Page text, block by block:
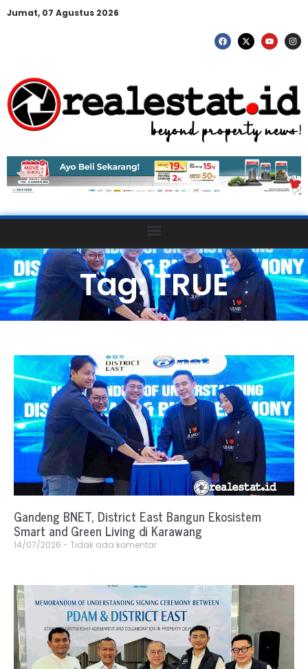
Jumat, 07 Agustus 2026
Tag: TRUE
Gandeng BNET, District East Bangun Ekosistem
Smart and Green Living di Karawang
14/07/2026 Tidak ada komentar